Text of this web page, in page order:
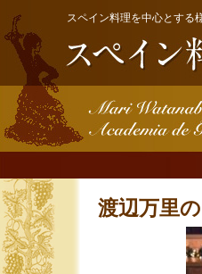
スペイン料理を中心とする
渡辺万里